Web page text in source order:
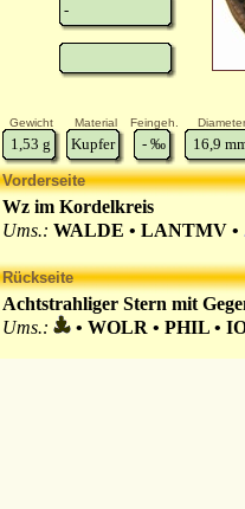
-
Gewicht Material Feingeh. Diameter
1,53 g Kupfer - ‰ 16,9
Vorderseite
Wz im Kordelkreis
Ums.: WALDE • LANTMV •
Rückseite
Achtstrahliger Stern mit
Ums.:
• WOLR • PHIL •